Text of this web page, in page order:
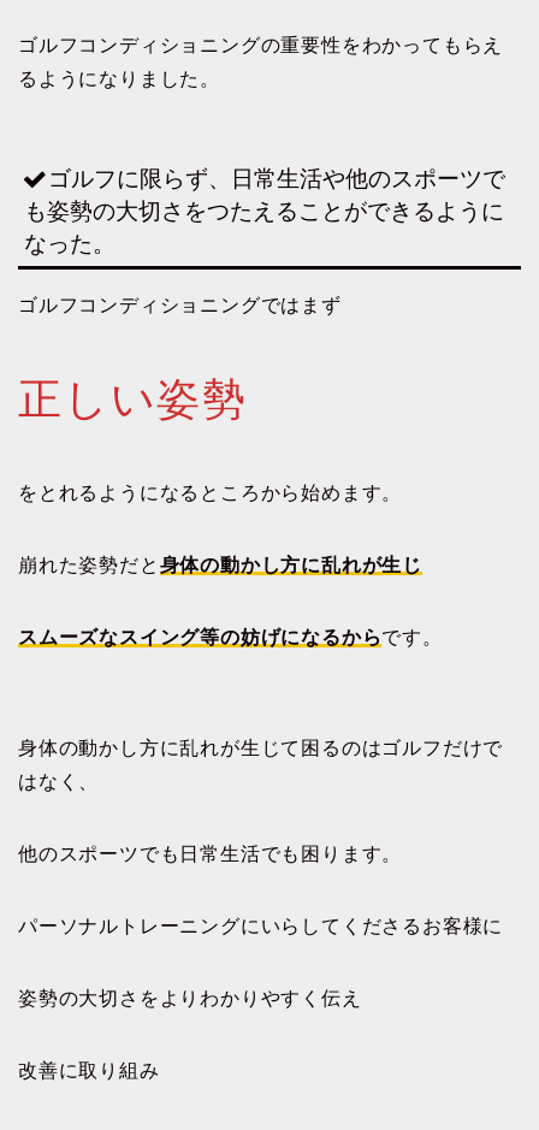
ゴルフコンディショニングの重要性をわかってもらえ
るようになりました。
ゴルフに限らず、日常生活や他のスポーツで
も姿勢の大切さをつたえることができるように
なった。
ゴルフコンディショニングではまず
正しい姿勢
をとれるようになるところから始めます。
崩れた姿勢だと 身体の動かし方に乱れが生じ
スムーズなスイング等の妨げになるからです。
身体の動かし方に乱れが生じて困るのはゴルフだけで
はなく、
他のスポーツでも日常生活でも困ります。
パーソナルトレーニングにいらしてくださるお客様に
姿勢の大切さをよりわかりやすく伝え
改善に取り組み